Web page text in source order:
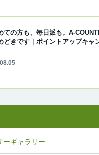
ての方も、毎日派も。A-
どきです｜ポイントアップキャ
ーギャラリー